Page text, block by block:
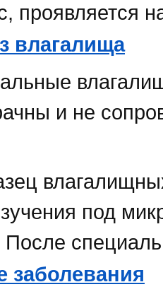
проявляется
влагалища
и не
под
После
заболевания